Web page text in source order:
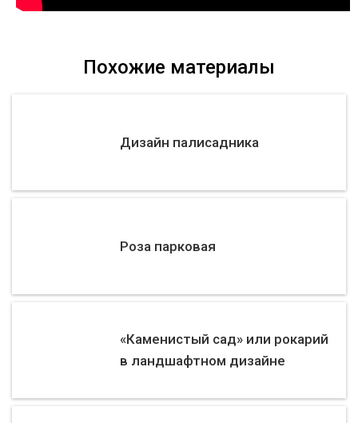
Похожие материалы
Дизайн палисадника
Роза парковая
«Каменистый сад» или рокарий
в ландшафтном дизайне